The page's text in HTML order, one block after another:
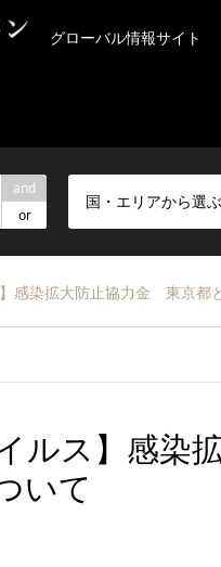
グローバル情報サイト
and
or
国・エリアから選ぶ
】感染拡大防止協力金 東京都
ルス】感染
いて